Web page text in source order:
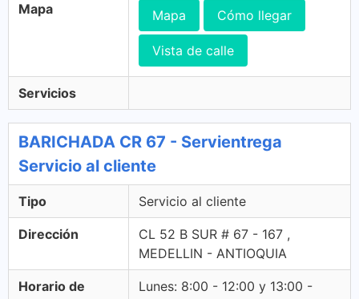
Mapa Mapa Cómo llegar
Vista de calle
Servicios
BARICHADA CR 67 - Servientrega
Servicio al cliente
Tipo Servicio al cliente
Dirección
CL 52 B SUR # 67 - 167 ,
MEDELLIN - ANTIOQUIA
Horario de
Lunes: 8:00 - 12:00 y 13:00 -